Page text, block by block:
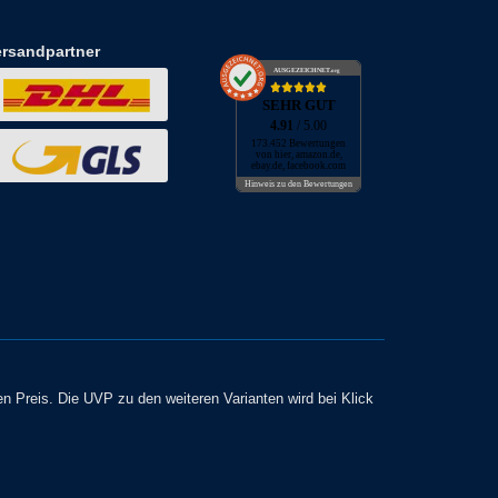
AUSGEZEICHNET.org
SEHR GUT
4.91/ 5.00
173.452 Bewertungen
von hier, amazon.de,
ebay.de, facebook.com
Hinweis zu den Bewertungen
Preis. Die UVP zu den weiteren Varianten wird bei Klick